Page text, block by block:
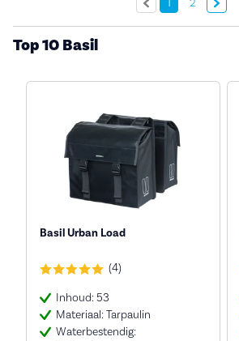
1 2
Top 10 Basil
Basil Urban Load
(4)
Inhoud: 53
Materiaal: Tarpaulin
Waterbestendig: